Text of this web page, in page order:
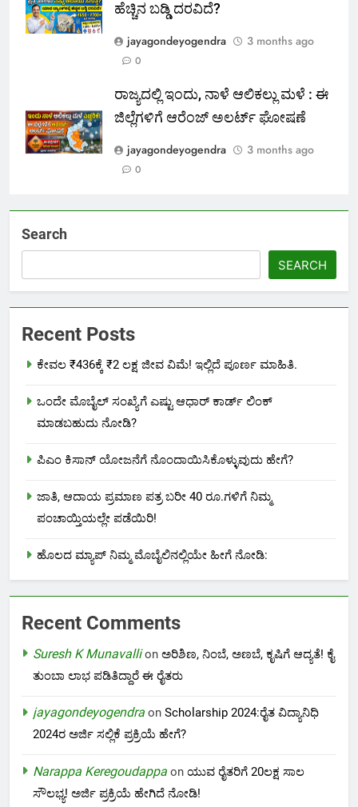
ಹೆಚ್ಚಿನ ಬಡ್ಡಿ ದರವಿದೆ?
jayagondeyogendra
3 months ago
0
ರಾಜ್ಯದಲ್ಲಿ ಇಂದು, ನಾಳೆ ಆಲಿಕಲ್ಲು ಮಳೆ : ಈ
ಜಿಲ್ಲೆಗಳಿಗೆ ಆರೆಂಜ್ ಅಲರ್ಟ್ ಘೋಷಣೆ
jayagondeyogendra
3 months ago
0
Search
SEARCH
Recent Posts
ಕೇವಲ ₹436ಕ್ಕೆ ₹2 ಲಕ್ಷ ಜೀವ ವಿಮೆ! ಇಲ್ಲಿದೆ ಪೂರ್ಣ ಮಾಹಿತಿ.
ಒಂದೇ ಮೊಬೈಲ್ ಸಂಖ್ಯೆಗೆ ಎಷ್ಟು ಆಧಾರ್ ಕಾರ್ಡ್ ಲಿಂಕ್
ಮಾಡಬಹುದು ನೋಡಿ?
ಪಿಎಂ ಕಿಸಾನ್ ಯೋಜನೆಗೆ ನೊಂದಾಯಿಸಿಕೊಳ್ಳುವುದು ಹೇಗೆ?
ಜಾತಿ, ಆದಾಯ ಪ್ರಮಾಣ ಪತ್ರ ಬರೀ 40 ರೂ.ಗಳಿಗೆ ನಿಮ್ಮ
ಪಂಚಾಯ್ತಿಯಲ್ಲೇ ಪಡೆಯಿರಿ!
ಹೊಲದ ಮ್ಯಾಪ್ ನಿಮ್ಮ ಮೊಬೈಲಿನಲ್ಲಿಯೇ ಹೀಗೆ ನೋಡಿ:
Recent Comments
Suresh K Munavallion ಅರಿಶಿಣ, ನಿಂಬೆ, ಅಣಬೆ, ಕೃಷಿಗೆ ಆದ್ಯತೆ! ಕೈ
ತುಂಬಾ ಲಾಭ ಪಡಿತಿದ್ದಾರೆ ಈ ರೈತರು
jayagondeyogendra on Scholarship 2024:ರೈತ ವಿದ್ಯಾನಿಧಿ
2024ರ ಅರ್ಜಿ ಸಲ್ಲಿಕೆ ಪ್ರಕ್ರಿಯೆ ಹೇಗೆ?
Narappa Keregoudappa on ಯುವ ರೈತರಿಗೆ 20ಲಕ್ಷ ಸಾಲ
ಸೌಲಭ್ಯ! ಅರ್ಜಿ ಪ್ರಕ್ರಿಯೆ ಹೇಗಿದೆ ನೋಡಿ!